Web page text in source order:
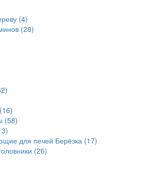
(4)
(28)
(16)
(58)
для печей Берёзка (17)
(26)